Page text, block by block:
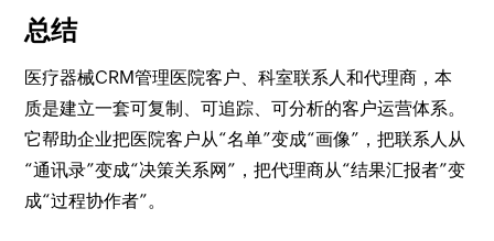
总结
医疗器械CRM管理医院客户、科室联系人和代理商，本
质是建立一套可复制、可追踪、可分析的客户运营体系。
它帮助企业把医院客户从“名单”变成“画像”，把联系人从
“通讯录”变成“决策关系网”，把代理商从“结果汇报者”变
成“过程协作者”。